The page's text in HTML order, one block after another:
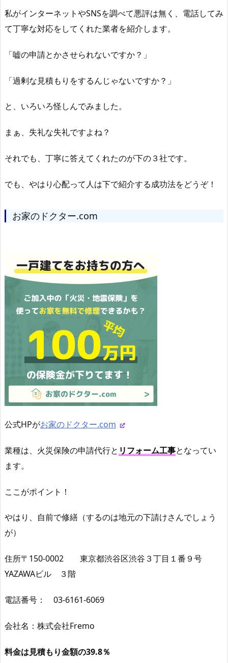
私がインターネットやSNSを調べて悪評は無く、電話してみ
て丁寧な対応をしてくれた業者を紹介します。
「嘘の申請とかさせられないですか？」
「過剰な見積もりをするんじゃないですか？」
と、いろいろ怪しんでみました。
まぁ、失礼な失礼ですよね？
それでも、丁寧に答えてくれたのが下の３社です。
でも、やはり心配って人は下で紹介する成功法をどうぞ！
お家のドクター.com
公式HPがお家のドクター.com
業種は、火災保険の申請代行と リフォーム工事となってい
ます。
ここがポイント！
やはり、自前で修繕（するのは地元の下請けさんでしょう
が）
住所〒150-0002 東京都渋谷区渋谷３丁目１番９号
YAZAWAビル ３階
電話番号： 03-6161-6069
会社名：株式会社Fremo
料金は見積もり金額の39.8％